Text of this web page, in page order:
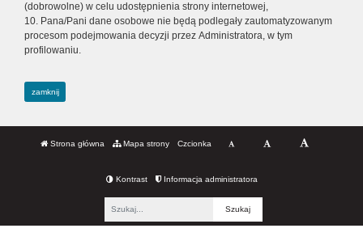
(dobrowolne) w celu udostępnienia strony internetowej,
10. Pana/Pani dane osobowe nie będą podlegały zautomatyzowanym
procesom podejmowania decyzji przez Administratora, w tym
profilowaniu.
zamknij
Strona główna Mapa strony Czcionka
Kontrast Informacja administratora